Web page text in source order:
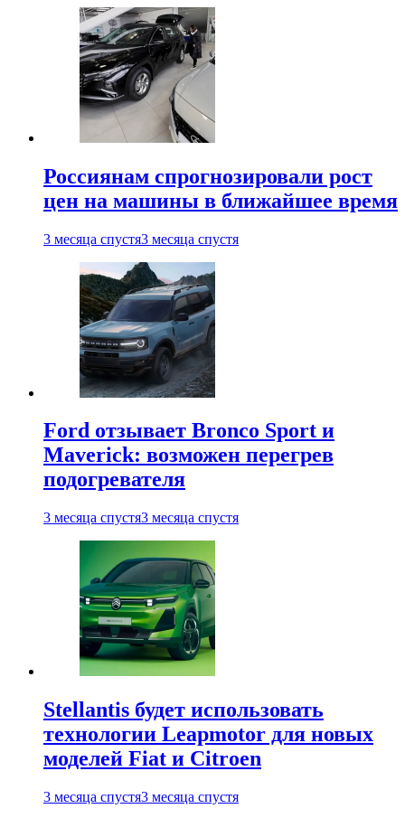
Россиянам спрогнозировали рост
цен на машины в ближайшее время
3 месяца спустя3 месяца спустя
Ford отзывает Bronco Sport и
Maverick: возможен перегрев
подогревателя
3 месяца спустя3 месяца спустя
Stellantis будет использовать
технологии Leapmotor для новых
моделей Fiat и Citroen
3 месяца спустя3 месяца спустя